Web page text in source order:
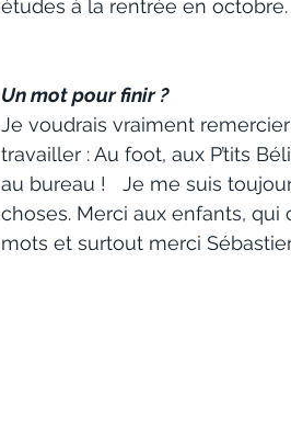
études à la rentrée en octobre.
Un mot pour finir ?
Je voudrais vraiment
travailler : Au foot, aux P’tits
au bureau !   Je me suis
choses. Merci aux enfants,
mots et surtout merci